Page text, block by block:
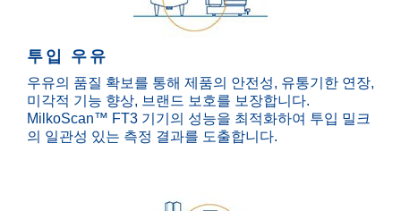
투입 우유
우유의 품질 확보를 통해 제품의 안전성, 유통기한 연장,
미각적 기능 향상, 브랜드 보호를 보장합니다.
MilkoScan™ FT3 기기의 성능을 최적화하여 투입 밀크
의 일관성 있는 측정 결과를 도출합니다.